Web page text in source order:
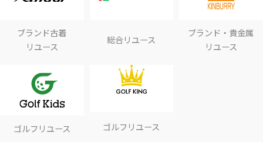
ブランド古着
リユース
総合リユース
ブランド・貴金属
リユース
ゴルフリユース ゴルフリユース